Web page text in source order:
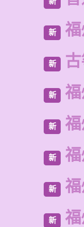
新
新
新
新
新
新
新